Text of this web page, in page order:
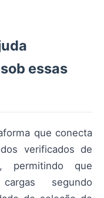
essas
que conecta
verificados de
permitindo que
segundo